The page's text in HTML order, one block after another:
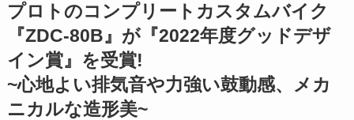
プロトのコンプリートカスタムバイク
『ZDC-80B』が『2022年度グッドデザ
イン賞』を受賞!
~心地よい排気音や力強い鼓動感、メカ
ニカルな造形美~